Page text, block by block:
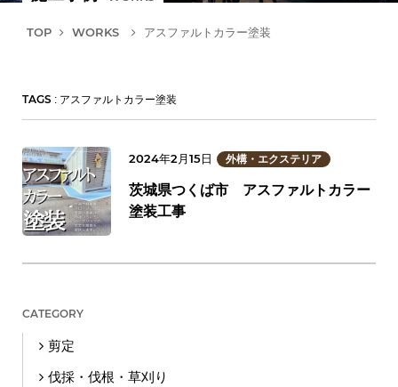
TOP WORKS アスファルトカラー塗装
TAGS : アスファルトカラー塗装
2024年2月15日 外構・エクステリア
茨城県つくば市 アスファルトカラー
塗装工事
CATEGORY
剪定
伐採・伐根・草刈り